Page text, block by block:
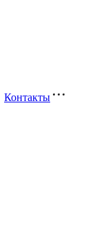
Контакты